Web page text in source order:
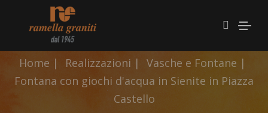
Home | Realizzazioni | Vasche e Fontane |
Fontana con giochi d'acqua in Sienite in Piazza
Castello